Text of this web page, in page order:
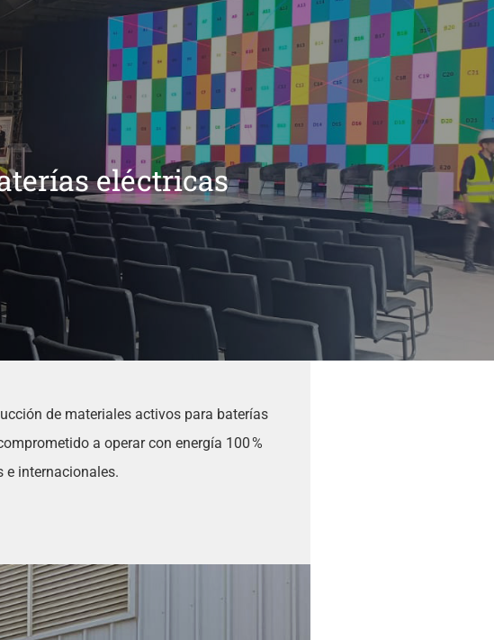
eléctricas
de materiales activos para baterías
a operar con energía 100 %
e internacionales.